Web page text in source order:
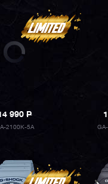
990P
2100K-5A